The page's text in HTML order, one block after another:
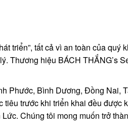
triển”, tất cả vì an toàn của
Thương hiệu BÁCH THẮNG’s
Phước, Bình Dương, Đồng
trước khi triển khai đều
Chúng tôi mong muốn trở